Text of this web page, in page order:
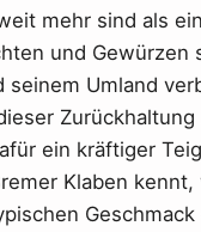
mehr sind als
und Gewürzen
Umland
Zurückhaltung
ein kräftiger
Klaben
Geschmack